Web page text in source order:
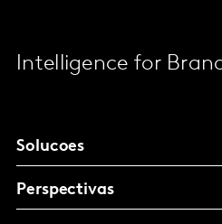
Intelligence for
Solucoes
Perspectivas